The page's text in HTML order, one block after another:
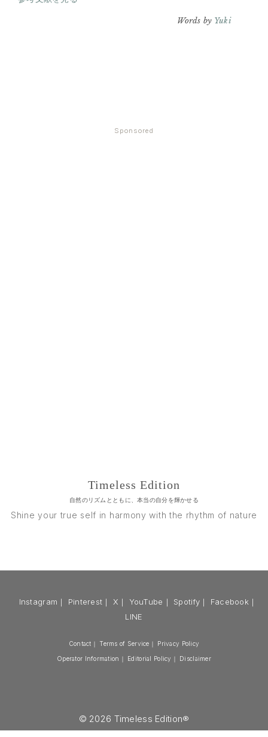
Words by Yuki
Sponsored
Timeless Edition
自然のリズムとともに、本当の自分を輝かせる
Shine your true self in harmony with the rhythm of nature
Instagram ｜ Pinterest ｜ X ｜ YouTube ｜ Spotify ｜ Facebook｜
LINE
Contact ｜ Terms of Service ｜ Privacy Policy
Operator Information ｜ Editorial Policy ｜ Disclaimer
© 2026 Timeless Edition®